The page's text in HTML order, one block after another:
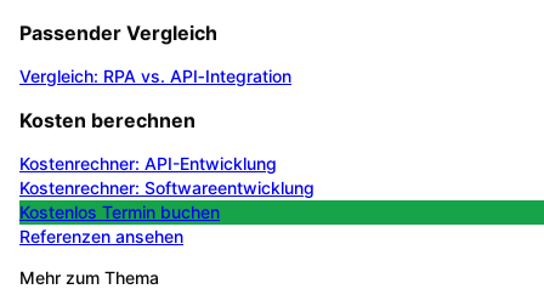
Passender Vergleich
Vergleich: RPA vs. API‑Integration
Kosten berechnen
Kostenrechner: API-Entwicklung
Kostenrechner: Softwareentwicklung
Kostenlos Termin buchen
Referenzen ansehen
Mehr zum Thema